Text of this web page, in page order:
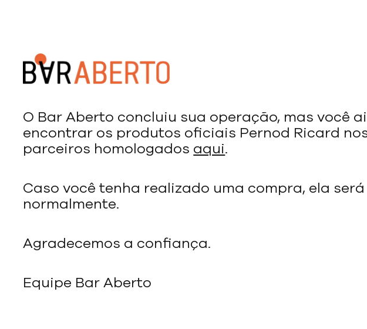
O Bar Aberto concluiu sua operação, mas você
encontrar os produtos oficiais Pernod Ricard
parceiros homologados aqui.
Caso você tenha realizado uma compra, ela
normalmente.
Agradecemos a confiança.
Equipe Bar Aberto